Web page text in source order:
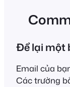
Để lại một
Email của
Các trường